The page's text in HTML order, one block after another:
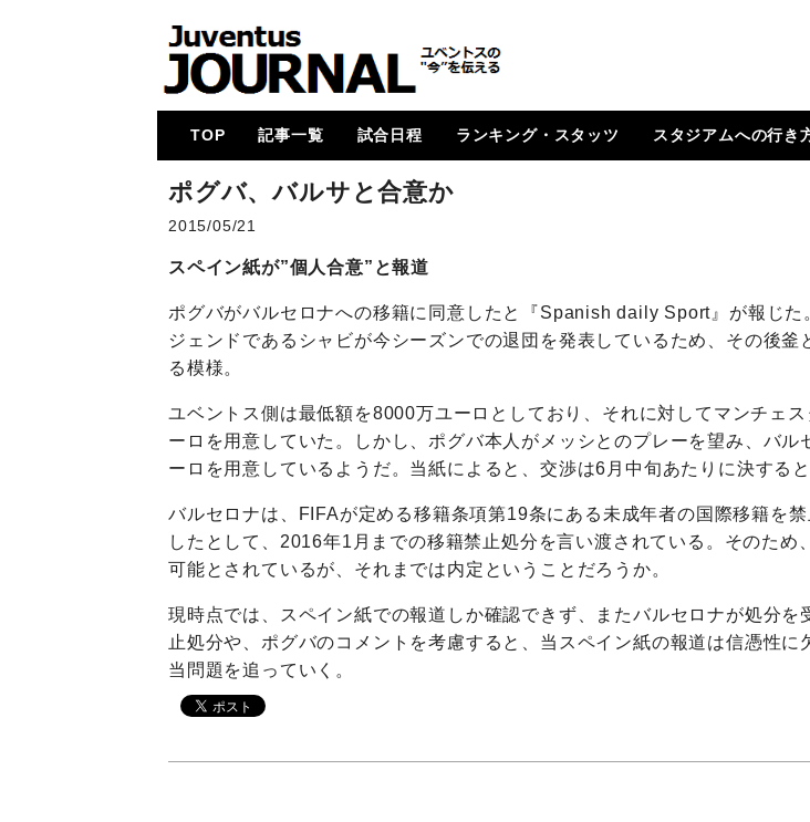
TOP 記事一覧
メイン
コラム
特集
メルカート
動画
試合レビュー
招集メンバー
UCL
U23・下部組織・
Women
カルチョ全般
試合日程
2017-18
2018-19
2019-20
2020-21
2021-22
2022-23
2023-24
2024-25
ランキング・スタッツ スタジアムへの行き
ポグバ、バルサと合意か
2015/05/21
スペイン紙が”個人合意”と報道
ポグバがバルセロナへの移籍に同意したと『Spanish daily Sport 』が報じた
ジェンドであるシャビが今シーズンでの退団を発表しているため、その後釜
る模様。
ユベントス側は最低額を8000万ユーロとしており、それに対してマンチェ
ーロを用意していた。しかし、ポグバ本人がメッシとのプレーを望み、バル
ーロを用意しているようだ。当紙によると、交渉は6月中旬あたりに決すると
バルセロナは、FIFAが定める移籍条項第19条にある未成年者の国際移籍を禁
したとして、2016年1月までの移籍禁止処分を言い渡されている。そのため
可能とされているが、それまでは内定ということだろうか。
現時点では、スペイン紙での報道しか確認できず、またバルセロナが処分を
止処分や、ポグバのコメントを考慮すると、当スペイン紙の報道は信憑性に
当問題を追っていく。